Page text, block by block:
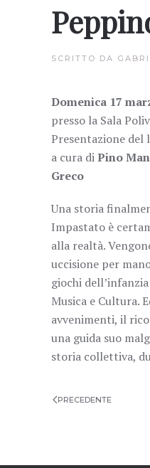
SCRITTO DA
Domenica 17
presso la Sala
Presentazione
a cura diPino
Greco
Una storia
Impastato è
alla realtà.
uccisione per
giochi
Musica e Cultura.
avvenimenti, il
una guida suo
storia collettiva,
PRECEDENTE